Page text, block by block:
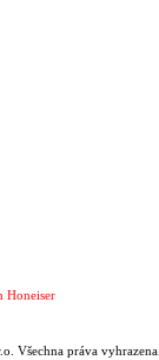
Honeiser
Všechna práva vyhrazena.